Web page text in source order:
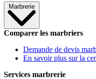
Marbrerie
Comparer les marbriers
Demande de devis
En savoir plus sur la
Services marbrerie